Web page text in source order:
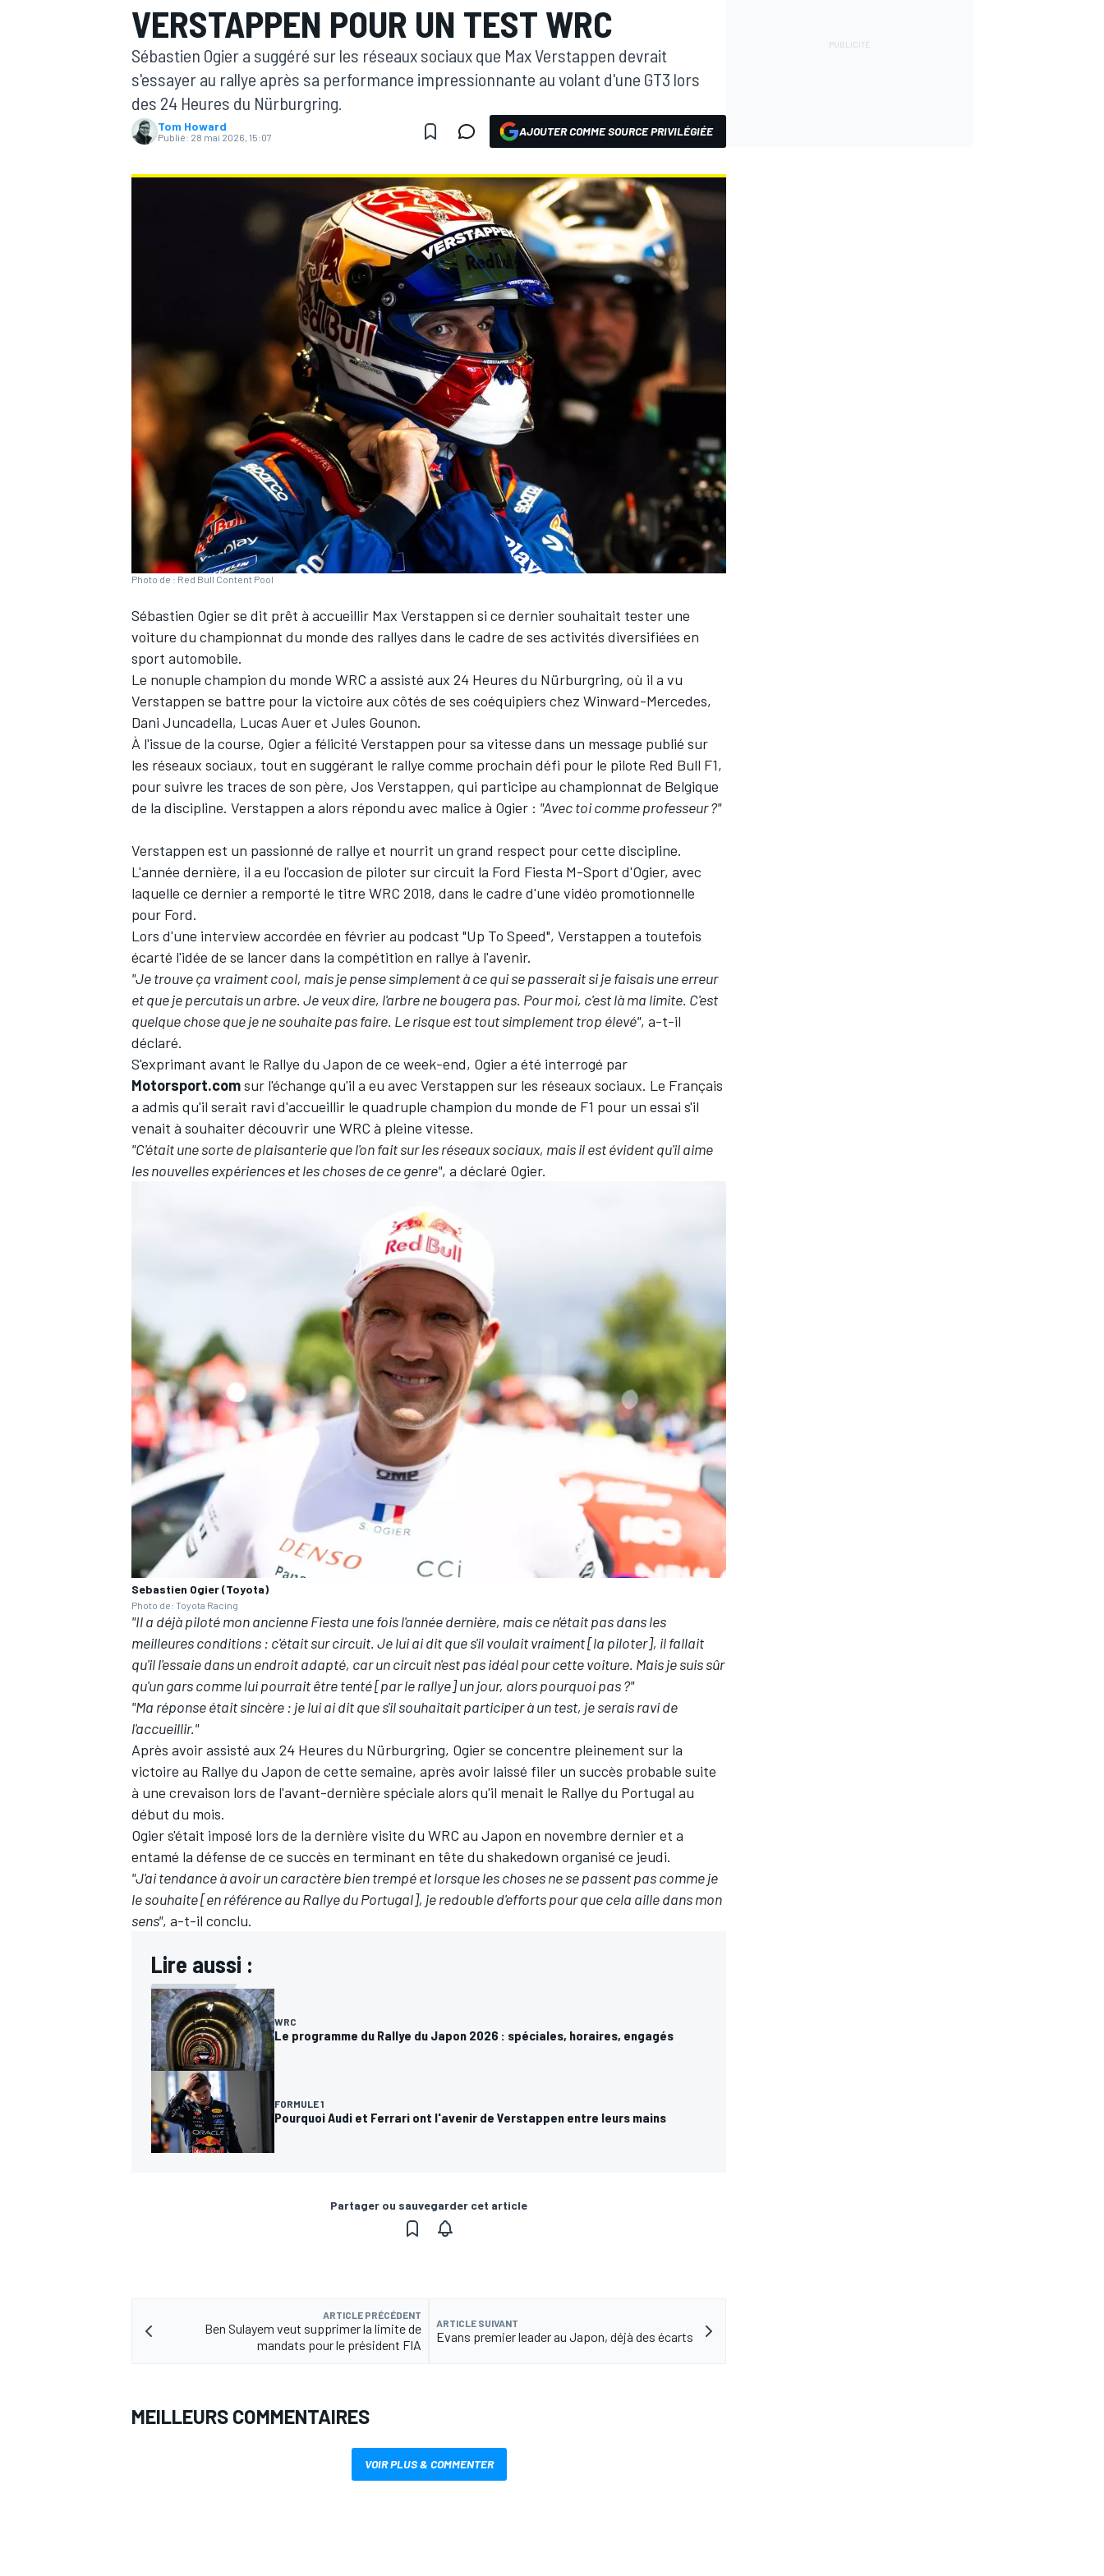
MOTOGP
WRC
WEC
AUTRES CHAMPIONNATS
VERSTAPPEN POUR UN TEST WRC
Sébastien Ogier a suggéré sur les réseaux sociaux que Max Verstappen devrait
s'essayer au rallye après sa performance impressionnante au volant d'une GT3 lors
des 24 Heures du Nürburgring.
Tom Howard
Publié: 28 mai 2026, 15:07 AJOUTER COMME SOURCE PRIVILÉGIÉE
Photo de : Red Bull Content Pool
Sébastien Ogierse dit prêt à accueillir Max Verstappen si ce dernier souhaitait tester une
voiture du championnat du monde des rallyes dans le cadre de ses activités diversifiées en
sport automobile.
Le nonuple champion du monde WRC a assisté aux 24 Heures du Nürburgring, où il a vu
Verstappen se battre pour la victoire aux côtés de ses coéquipiers chez Winward-Mercedes,
Dani Juncadella, Lucas Auer et Jules Gounon.
À l'issue de la course, Ogier a félicité Verstappen pour sa vitesse dans un message publié sur
les réseaux sociaux, tout en suggérant le rallye comme prochain défi pour le pilote Red Bull F1,
pour suivre les traces de son père, Jos Verstappen, qui participe au championnat de Belgique
de la discipline. Verstappen a alors répondu avec malice à Ogier : "Avec toi comme professeur ?"
Verstappen est un passionné de rallye et nourrit un grand respect pour cette discipline.
L'année dernière, il a eu l'occasion de piloter sur circuit la Ford Fiesta M-Sport d'Ogier, avec
laquelle ce dernier a remporté le titre WRC 2018, dans le cadre d'une vidéo promotionnelle
pour Ford.
Lors d'une interview accordée en février au podcast "Up To Speed", Verstappen a toutefois
écarté l'idée de se lancer dans la compétition en rallye à l'avenir.
"Je trouve ça vraiment cool, mais je pense simplement à ce qui se passerait si je faisais une erreur
et que je percutais un arbre. Je veux dire, l'arbre ne bougera pas. Pour moi, c'est là ma limite. C'est
quelque chose que je ne souhaite pas faire. Le risque est tout simplement trop élevé", a-t-il
déclaré.
S'exprimant avant le Rallye du Japon de ce week-end, Ogier a été interrogé par
Motorsport.comsur l'échange qu'il a eu avec Verstappen sur les réseaux sociaux. Le Français
a admis qu'il serait ravi d'accueillir le quadruple champion du monde de F1 pour un essai s'il
venait à souhaiter découvrir une WRC à pleine vitesse.
"C'était une sorte de plaisanterie que l'on fait sur les réseaux sociaux, mais il est évident qu'il aime
les nouvelles expériences et les choses de ce genre", a déclaré Ogier.
Sebastien Ogier (Toyota)
Photo de: Toyota Racing
"Il a déjà piloté mon ancienne Fiesta une fois l'année dernière, mais ce n'était pas dans les
meilleures conditions : c'était sur circuit. Je lui ai dit que s'il voulait vraiment [la piloter], il fallait
qu'il l'essaie dans un endroit adapté, car un circuit n'est pas idéal pour cette voiture. Mais je suis sûr
qu'un gars comme lui pourrait être tenté [par le rallye] un jour, alors pourquoi pas?"
"Ma réponse était sincère : je lui ai dit que s'il souhaitait participer à un test, je serais ravi de
l'accueillir."
Après avoir assisté aux 24 Heures du Nürburgring, Ogier se concentre pleinement sur la
victoire au Rallye du Japon de cette semaine, après avoir laissé filer un succès probable suite
à une crevaison lors de l'avant-dernière spéciale alors qu'il menait le Rallye du Portugal au
début du mois.
Ogier s'était imposé lors de la dernière visite du WRC au Japon en novembre dernier et a
entamé la défense de ce succès en terminant en tête du shakedown organisé ce jeudi.
"J'ai tendance à avoir un caractère bien trempé et lorsque les choses ne se passent pas comme je
le souhaite [en référence au Rallye du Portugal], je redouble d'efforts pour que cela aille dans mon
sens", a-t-il conclu.
Lire aussi :
WRC
Le programme du Rallye du Japon 2026 : spéciales, horaires, engagés
FORMULE 1
Pourquoi Audi et Ferrari ont l'avenir de Verstappen entre leurs mains
Partager ou sauvegarder cet article
ARTICLE PRÉCÉDENT
Ben Sulayem veut supprimer la limite de
mandats pour le président FIA
ARTICLE SUIVANT
Evans premier leader au Japon, déjà des écarts
MEILLEURS COMMENTAIRES
VOIR PLUS & COMMENTER